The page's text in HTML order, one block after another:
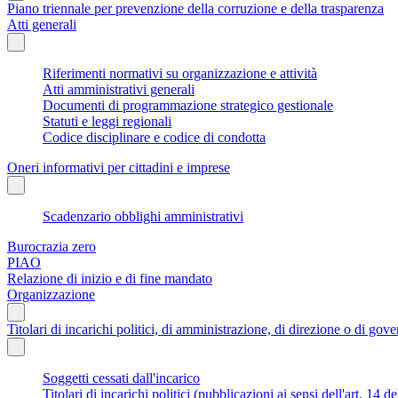
Piano triennale per prevenzione della corruzione e della trasparenza
Atti generali
Riferimenti normativi su organizzazione e attività
Atti amministrativi generali
Documenti di programmazione strategico gestionale
Statuti e leggi regionali
Codice disciplinare e codice di condotta
Oneri informativi per cittadini e imprese
Scadenzario obblighi amministrativi
Burocrazia zero
PIAO
Relazione di inizio e di fine mandato
Organizzazione
Titolari di incarichi politici, di amministrazione, di direzione o di
Soggetti cessati dall'incarico
Titolari di incarichi politici (pubblicazioni ai sensi dell'art. 14